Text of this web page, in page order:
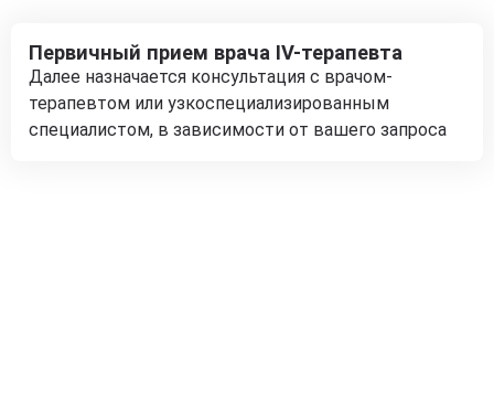
Первичный прием врача IV-терапевта
Далее назначается консультация с врачом-
терапевтом или узкоспециализированным
специалистом, в зависимости от вашего запроса